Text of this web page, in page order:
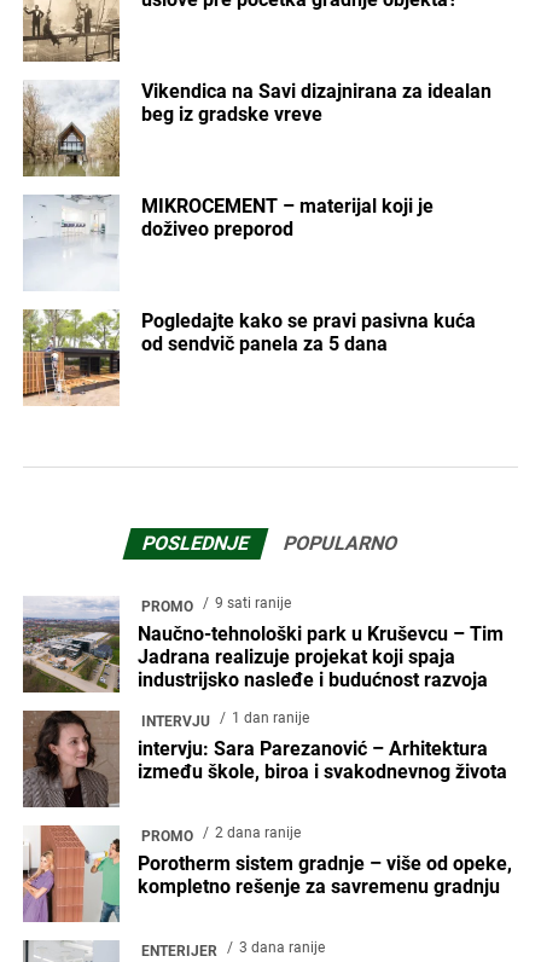
Vikendica na Savi dizajnirana za idealan
beg iz gradske vreve
MIKROCEMENT – materijal koji je
doživeo preporod
Pogledajte kako se pravi pasivna kuća
od sendvič panela za 5 dana
POSLEDNJE POPULARNO
PROMO 9 sati ranije
Naučno-tehnološki park u Kruševcu – Tim
Jadrana realizuje projekat koji spaja
industrijsko nasleđe i budućnost razvoja
INTERVJU 1 dan ranije
intervju: Sara Parezanović – Arhitektura
između škole, biroa i svakodnevnog života
PROMO 2 dana ranije
Porotherm sistem gradnje – više od opeke,
kompletno rešenje za savremenu gradnju
ENTERIJER 3 dana ranije